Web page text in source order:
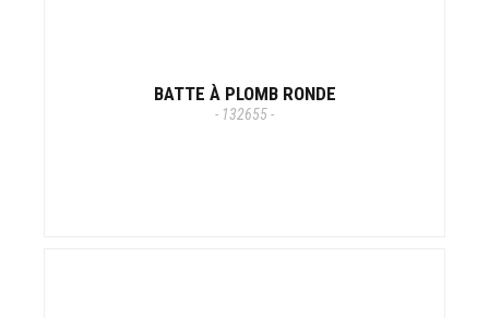
BATTE À PLOMB RONDE
- 132655 -